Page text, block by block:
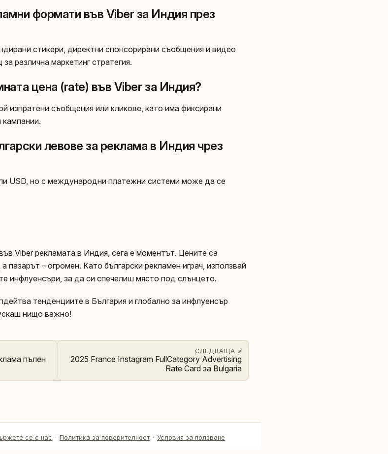
формати във Viber за Индия през
стикери, директни спонсорирани съобщения и видео
различна маркетинг стратегия.
цена (rate) във Viber за Индия?
изпратени съобщения или кликове, като има фиксирани
кампании.
левове за реклама в Индия чрез
USD, но с международни платежни системи може да се
Viber рекламата в Индия, сега е моментът. Цените са
пазарът – огромен. Като български рекламен играч, използвай
инфлуенсъри, за да си спечелиш място под слънцето.
тенденциите в България и глобално за инфлуенсър
нищо важно!
пълен
СЛЕДВАЩА »
2025 France Instagram FullCategory Advertising
Rate Card за Bulgaria
се с нас · Политика за поверителност · Условия за ползване